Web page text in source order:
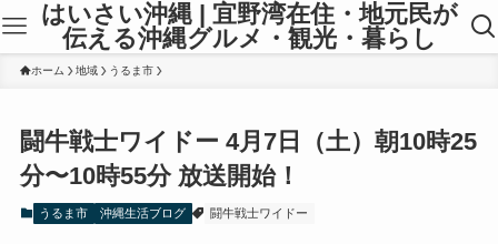
はいさい沖縄 | 宜野湾在住・地元民が
伝える沖縄グルメ・観光・暮らし
ホーム 地域 うるま市
闘牛戦士ワイドー 4月7日（土）朝10時25
分〜10時55分 放送開始！
うるま市 沖縄生活ブログ 闘牛戦士ワイドー